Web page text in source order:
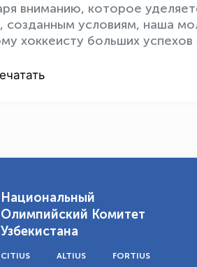
вниманию, которое
созданным условиям, наша
хоккеисту больших
Национальный
Олимпийский Комитет
Узбекистана
CITIUS ALTIUS FORTIUS